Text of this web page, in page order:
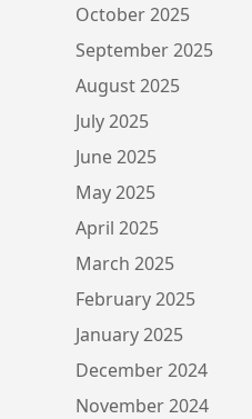
October 2025
September 2025
August 2025
July 2025
June 2025
May 2025
April 2025
March 2025
February 2025
January 2025
December 2024
November 2024